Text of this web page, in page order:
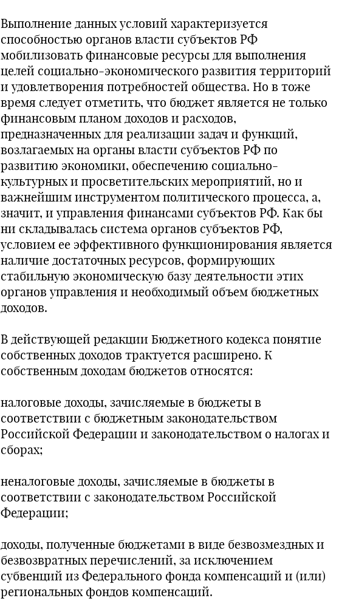
Выполнение данных условий характеризуется
способностью органов власти субъектов РФ
мобилизовать финансовые ресурсы для выполнения
целей социально-экономического развития территорий
и удовлетворения потребностей общества. Но в тоже
время следует отметить, что бюджет является не только
финансовым планом доходов и расходов,
предназначенных для реализации задач и функций,
возлагаемых на органы власти субъектов РФ по
развитию экономики, обеспечению социально-
культурных и просветительских мероприятий, но и
важнейшим инструментом политического процесса, а,
значит, и управления финансами субъектов РФ. Как бы
ни складывалась система органов субъектов РФ,
условием ее эффективного функционирования является
наличие достаточных ресурсов, формирующих
стабильную экономическую базу деятельности этих
органов управления и необходимый объем бюджетных
доходов.
В действующей редакции Бюджетного кодекса понятие
собственных доходов трактуется расширено. К
собственным доходам бюджетов относятся:
налоговые доходы, зачисляемые в бюджеты в
соответствии с бюджетным законодательством
Российской Федерации и законодательством о налогах и
сборах;
неналоговые доходы, зачисляемые в бюджеты в
соответствии с законодательством Российской
Федерации;
доходы, полученные бюджетами в виде безвозмездных и
безвозвратных перечислений, за исключением
субвенций из Федерального фонда компенсаций и (или)
региональных фондов компенсаций.